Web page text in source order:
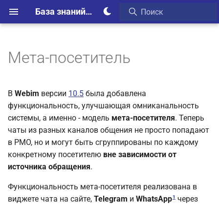
База знаний Webim
Мета-посетитель
В Webim версии 10.5 была добавлена
функциональность, улучшающая омниканальность
системы, а именно - модель мета-посетителя. Теперь
чаты из разных каналов общения не просто попадают
в РМО, но и могут быть сгруппированы по каждому
конкретному посетителю вне зависимости от
источника обращения.
Функциональность мета-посетителя реализована в
виджете чата на сайте, Telegram и WhatsApp1 через